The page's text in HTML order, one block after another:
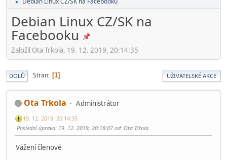
►
Debian Linux CZ/SK na
Facebooku
Založil Ota Trkola, 19. 12. 2019, 20:14:35
DOLŮ Stran 1 UŽIVATELSKÉ AKCE
Ota Trkola Administrátor
19. 12. 2019, 20:14:35
Poslední úprava: 19. 12. 2019, 20:18:07 od: Ota Trkola
Vážení členové